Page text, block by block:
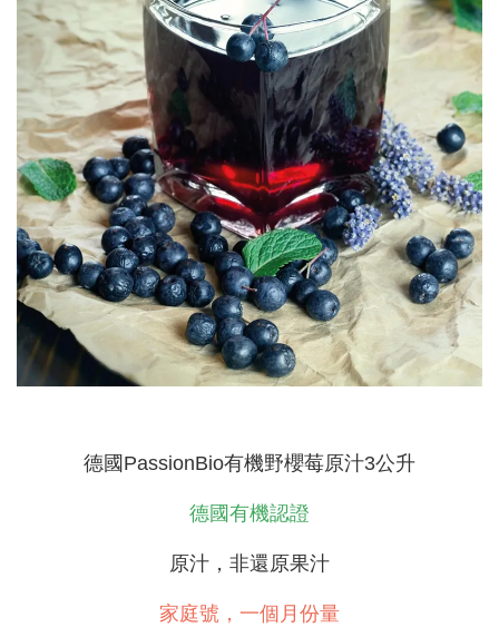
德國PassionBio有機野櫻莓原汁3公升
德國有機認證
原汁，非還原果汁
家庭號，一個月份量